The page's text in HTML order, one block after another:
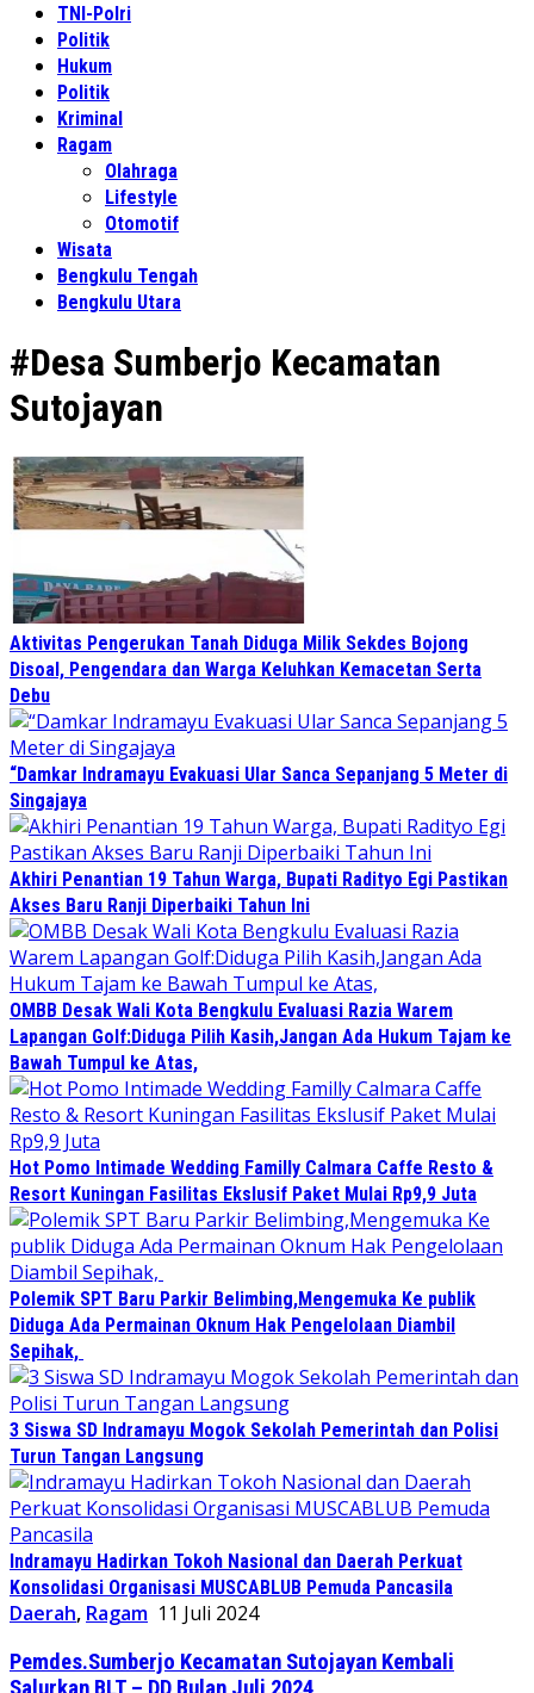
TNI-Polri
Politik
Hukum
Politik
Kriminal
Ragam
Olahraga
Lifestyle
Otomotif
Wisata
Bengkulu Tengah
Bengkulu Utara
#Desa Sumberjo Kecamatan
Sutojayan
Aktivitas Pengerukan Tanah Diduga Milik Sekdes Bojong
Disoal, Pengendara dan Warga Keluhkan Kemacetan Serta
Debu
“Damkar Indramayu Evakuasi Ular Sanca Sepanjang 5 Meter di
Singajaya
Akhiri Penantian 19 Tahun Warga, Bupati Radityo Egi Pastikan
Akses Baru Ranji Diperbaiki Tahun Ini
OMBB Desak Wali Kota Bengkulu Evaluasi Razia Warem
Lapangan Golf:Diduga Pilih Kasih,Jangan Ada Hukum Tajam ke
Bawah Tumpul ke Atas,
Hot Pomo Intimade Wedding Familly Calmara Caffe Resto &
Resort Kuningan Fasilitas Ekslusif Paket Mulai Rp9,9 Juta
Polemik SPT Baru Parkir Belimbing,Mengemuka Ke publik
Diduga Ada Permainan Oknum Hak Pengelolaan Diambil
Sepihak,
3 Siswa SD Indramayu Mogok Sekolah Pemerintah dan Polisi
Turun Tangan Langsung
Indramayu Hadirkan Tokoh Nasional dan Daerah Perkuat
Konsolidasi Organisasi MUSCABLUB Pemuda Pancasila
Daerah, Ragam 11 Juli 2024
Pemdes.Sumberjo Kecamatan Sutojayan Kembali
Salurkan BLT – DD Bulan Juli 2024